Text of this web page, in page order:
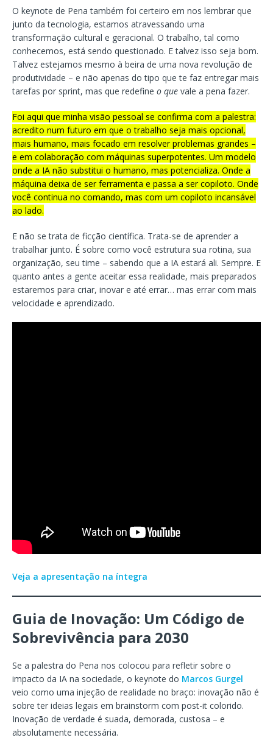
O keynote de Pena também foi certeiro em nos lembrar que
junto da tecnologia, estamos atravessando uma
transformação cultural e geracional. O trabalho, tal como
conhecemos, está sendo questionado. E talvez isso seja bom.
Talvez estejamos mesmo à beira de uma nova revolução de
produtividade – e não apenas do tipo que te faz entregar mais
tarefas por sprint, mas que redefine o que vale a pena fazer.
Foi aqui que minha visão pessoal se confirma com a palestra:
acredito num futuro em que o trabalho seja mais opcional,
mais humano, mais focado em resolver problemas grandes –
e em colaboração com máquinas superpotentes. Um modelo
onde a IA não substitui o humano, mas potencializa. Onde a
máquina deixa de ser ferramenta e passa a ser copiloto. Onde
você continua no comando, mas com um copiloto incansável
ao lado.
E não se trata de ficção científica. Trata-se de aprender a
trabalhar junto. É sobre como você estrutura sua rotina, sua
organização, seu time – sabendo que a IA estará ali. Sempre. E
quanto antes a gente aceitar essa realidade, mais preparados
estaremos para criar, inovar e até errar… mas errar com mais
velocidade e aprendizado.
Veja a apresentação na íntegra
Guia de Inovação: Um Código de
Sobrevivência para 2030
Se a palestra do Pena nos colocou para refletir sobre o
impacto da IA na sociedade, o keynote do Marcos Gurgel
veio como uma injeção de realidade no braço: inovação não é
sobre ter ideias legais em brainstorm com post-it colorido.
Inovação de verdade é suada, demorada, custosa – e
absolutamente necessária.